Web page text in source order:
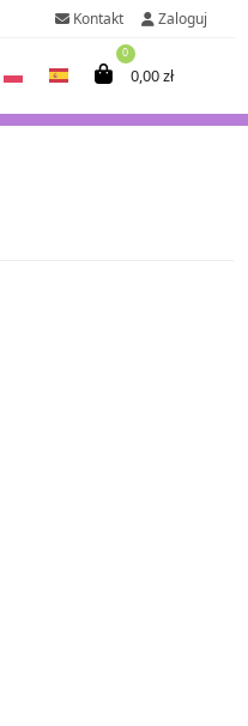
Kontakt Zaloguj
0
0,00zł